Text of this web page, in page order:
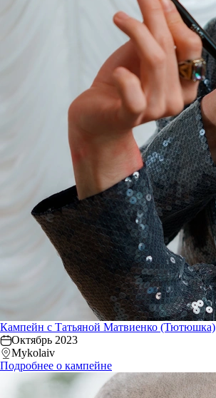
Кампейн с Татьяной Матвиенко (Тютюшка)
Октябрь 2023
Mykolaiv
Подробнее о кампейне